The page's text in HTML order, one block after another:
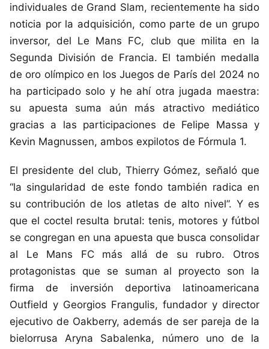
individuales de Grand Slam, recientemente ha sido
noticia por la adquisición, como parte de un grupo
inversor, del Le Mans FC, club que milita en la
Segunda División de Francia. El también medalla
de oro olímpico en los Juegos de París del 2024 no
ha participado solo y he ahí otra jugada maestra:
su apuesta suma aún más atractivo mediático
gracias a las participaciones de Felipe Massa y
Kevin Magnussen, ambos expilotos de Fórmula 1.
El presidente del club, Thierry Gómez, señaló que
“la singularidad de este fondo también radica en
su contribución de los atletas de alto nivel”. Y es
que el coctel resulta brutal: tenis, motores y fútbol
se congregan en una apuesta que busca consolidar
al Le Mans FC más allá de su rubro. Otros
protagonistas que se suman al proyecto son la
firma de inversión deportiva latinoamericana
Outfield y Georgios Frangulis, fundador y director
ejecutivo de Oakberry, además de ser pareja de la
bielorrusa Aryna Sabalenka, número uno de la